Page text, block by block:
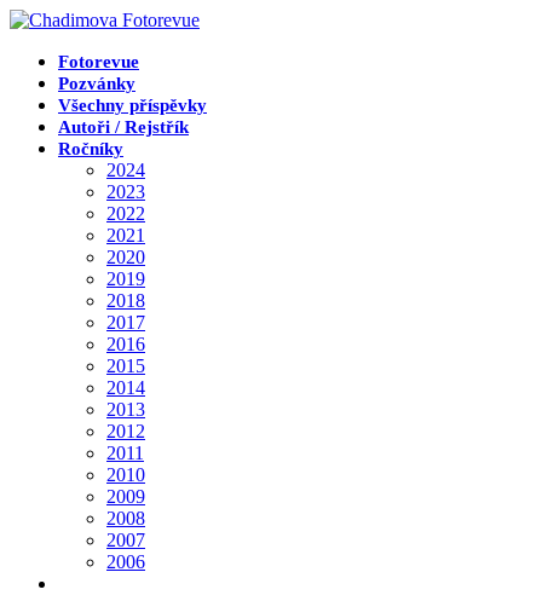
Přejít
obsahuFotorevue
Pozvánky
Všechny příspěvky
Autoři / Rejstřík
Ročníky
2024
2023
2022
2021
2020
2019
2018
2017
2016
2015
2014
2013
2012
2011
2010
2009
2008
2007
2006